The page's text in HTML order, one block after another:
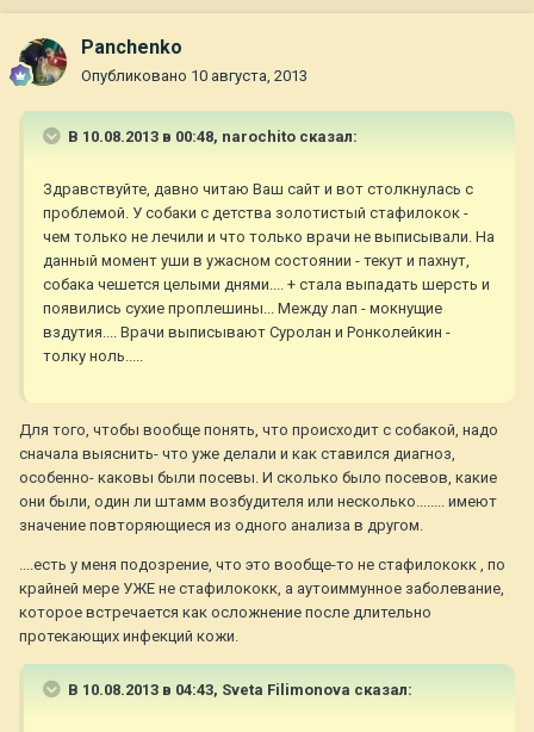
Panchenko
Опубликовано 10 августа, 2013
В 10.08.2013 в 00:48, narochito сказал:
Здравствуйте, давно читаю Ваш сайт и вот столкнулась с
проблемой. У собаки с детства золотистый стафилокок -
чем только не лечили и что только врачи не выписывали. На
данный момент уши в ужасном состоянии - текут и пахнут,
собака чешется целыми днями.... + стала выпадать шерсть и
появились сухие проплешины... Между лап - мокнущие
вздутия.... Врачи выписывают Суролан и Ронколейкин -
толку ноль.....
Для того, чтобы вообще понять, что происходит с собакой, надо
сначала выяснить- что уже делали и как ставился диагноз,
особенно- каковы были посевы. И сколько было посевов, какие
они были, один ли штамм возбудителя или несколько........ имеют
значение повторяющиеся из одного анализа в другом.
....есть у меня подозрение, что это вообще-то не стафилококк , по
крайней мере УЖЕ не стафилококк, а аутоиммунное заболевание,
которое встречается как осложнение после длительно
протекающих инфекций кожи.
В 10.08.2013 в 04:43, Sveta Filimonova сказал: